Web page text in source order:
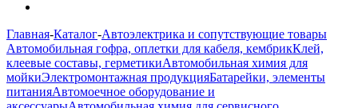
Главная-Каталог-Автоэлектрика и сопутствующие товары
Автомобильная гофра, оплетки для кабеля, кембрикКлей,
клеевые составы, герметикиАвтомобильная химия для
мойкиЭлектромонтажная продукцияБатарейки, элементы
питанияАвтомоечное оборудование и